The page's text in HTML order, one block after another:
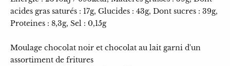
acides gras saturés : 17g, Glucides : 43g, Dont sucres : 39g,
Proteines : 8,3g, Sel : 0,15g
Moulage chocolat noir et chocolat au lait garni d'un
assortiment de fritures